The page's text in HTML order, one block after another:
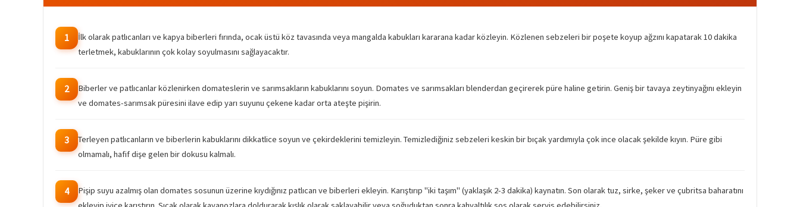
1
İlk olarak patlıcanları ve kapya biberleri fırında, ocak üstü köz tavasında veya mangalda kabukları kararana kadar közleyin. Közlenen sebzeleri bir poşete koyup ağzını kapatarak 10 dakika
terletmek, kabuklarının çok kolay soyulmasını sağlayacaktır.
2
Biberler ve patlıcanlar közlenirken domateslerin ve sarımsakların kabuklarını soyun. Domates ve sarımsakları blenderdan geçirerek püre haline getirin. Geniş bir tavaya zeytinyağını ekleyin
ve domates-sarımsak püresini ilave edip yarı suyunu çekene kadar orta ateşte pişirin.
3
Terleyen patlıcanların ve biberlerin kabuklarını dikkatlice soyun ve çekirdeklerini temizleyin. Temizlediğiniz sebzeleri keskin bir bıçak yardımıyla çok ince olacak şekilde kıyın. Püre gibi
olmamalı, hafif dişe gelen bir dokusu kalmalı.
4
Pişip suyu azalmış olan domates sosunun üzerine kıydığınız patlıcan ve biberleri ekleyin. Karıştırıp "iki taşım" (yaklaşık 2-3 dakika) kaynatın. Son olarak tuz, sirke, şeker ve çubritsa baharatını